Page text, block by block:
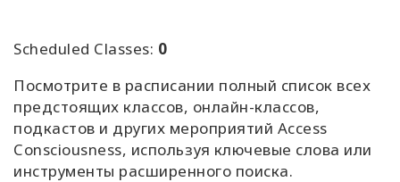
учетную
О
нас
Access
Scheduled Classes: 0
Посмотрите в расписании полный список всех
предстоящих классов, онлайн-классов,
подкастов и других мероприятий Access
Consciousness, используя ключевые слова или
инструменты расширенного поиска.